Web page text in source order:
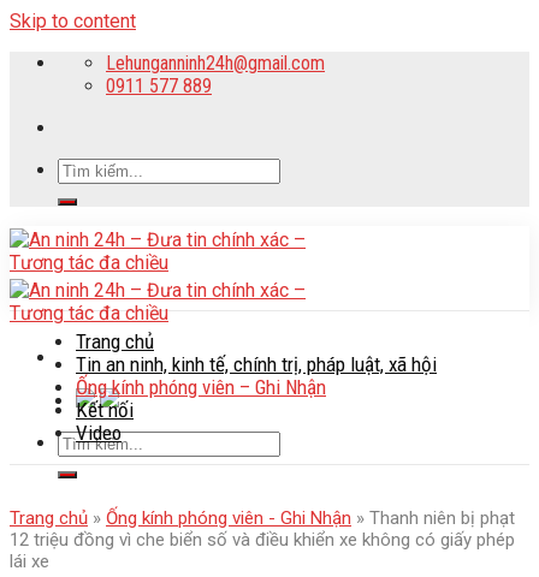
Skip to content
Lehunganninh24h@gmail.com
0911 577 889
Trang chủ
Tin an ninh, kinh tế, chính trị, pháp luật, xã hội
Ống kính phóng viên – Ghi Nhận
Kết nối
Video
Trang chủ » Ống kính phóng viên - Ghi Nhận » Thanh niên bị phạt
12 triệu đồng vì che biển số và điều khiển xe không có giấy phép
lái xe